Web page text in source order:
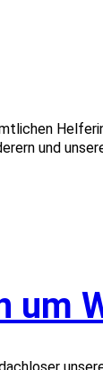
und
um